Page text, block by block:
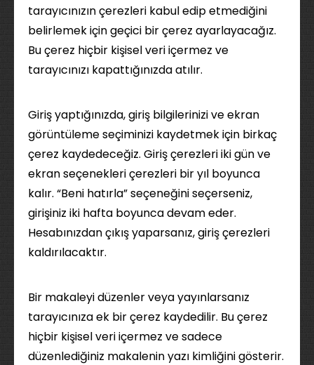
tarayıcınızın çerezleri kabul edip etmediğini
belirlemek için geçici bir çerez ayarlayacağız.
Bu çerez hiçbir kişisel veri içermez ve
tarayıcınızı kapattığınızda atılır.
Giriş yaptığınızda, giriş bilgilerinizi ve ekran
görüntüleme seçiminizi kaydetmek için birkaç
çerez kaydedeceğiz. Giriş çerezleri iki gün ve
ekran seçenekleri çerezleri bir yıl boyunca
kalır. “Beni hatırla” seçeneğini seçerseniz,
girişiniz iki hafta boyunca devam eder.
Hesabınızdan çıkış yaparsanız, giriş çerezleri
kaldırılacaktır.
Bir makaleyi düzenler veya yayınlarsanız
tarayıcınıza ek bir çerez kaydedilir. Bu çerez
hiçbir kişisel veri içermez ve sadece
düzenlediğiniz makalenin yazı kimliğini gösterir.